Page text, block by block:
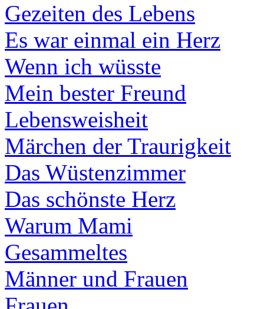
Gezeiten des Lebens
Es war einmal ein Herz
Wenn ich wüsste
Mein bester Freund
Lebensweisheit
Märchen der Traurigkeit
Das Wüstenzimmer
Das schönste Herz
Warum Mami
Gesammeltes
Männer und Frauen